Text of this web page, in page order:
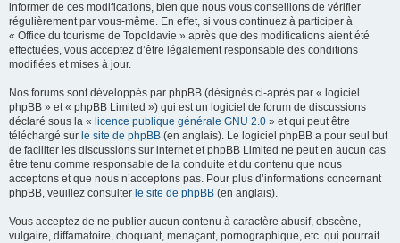
informer de ces modifications, bien que nous vous conseillons de vérifier
régulièrement par vous-même. En effet, si vous continuez à participer à
« Office du tourisme de Topoldavie » après que des modifications aient été
effectuées, vous acceptez d’être légalement responsable des conditions
modifiées et mises à jour.
Nos forums sont développés par phpBB (désignés ci-après par « logiciel
phpBB » et « phpBB Limited ») qui est un logiciel de forum de discussions
déclaré sous la « licence publique générale GNU 2.0 » et qui peut être
téléchargé sur le site de phpBB (en anglais). Le logiciel phpBB a pour seul but
de faciliter les discussions sur internet et phpBB Limited ne peut en aucun cas
être tenu comme responsable de la conduite et du contenu que nous
acceptons et que nous n’acceptons pas. Pour plus d’informations concernant
phpBB, veuillez consulter le site de phpBB (en anglais).
Vous acceptez de ne publier aucun contenu à caractère abusif, obscène,
vulgaire, diffamatoire, choquant, menaçant, pornographique, etc. qui pourrait